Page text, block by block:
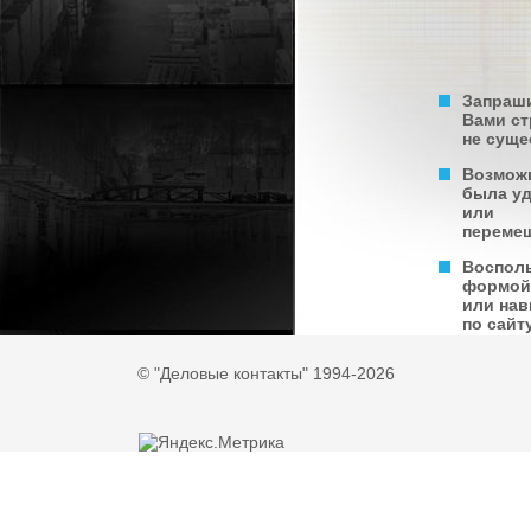
Вами
не
была
или
формой
или
по
© "Деловые контакты" 1994-2026